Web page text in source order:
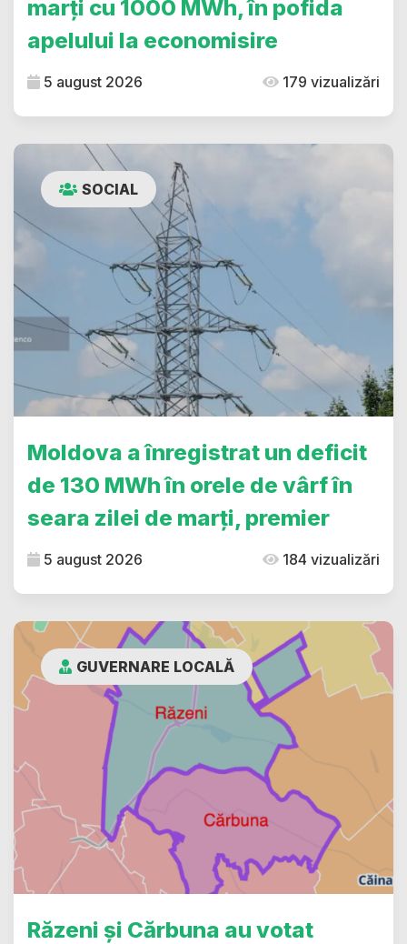
marți cu 1000 MWh, în pofida
apelului la economisire
5 august 2026 179 vizualizări
SOCIAL
Moldova a înregistrat un deficit
de 130 MWh în orele de vârf în
seara zilei de marți, premier
5 august 2026 184 vizualizări
GUVERNARE LOCALĂ
Răzeni și Cărbuna au votat